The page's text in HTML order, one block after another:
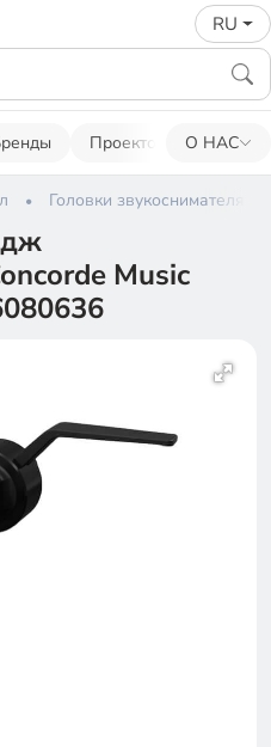
RU
Проекторы О НАС
Головки звукоснимателя
Music